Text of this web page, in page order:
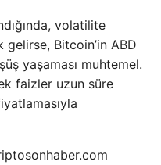
volatilite
Bitcoin’in ABD
yaşaması muhtemel.
faizler uzun süre